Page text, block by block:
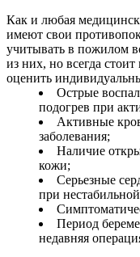
Как и любая
имеют свои
учитывать в пожилом
из них, но всегда
оценить
Острые
подогрев при
Активные
заболевания;
Наличие
кожи;
Серьезные
при
Период
недавняя